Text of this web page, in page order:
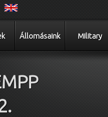
Állomásaink Military